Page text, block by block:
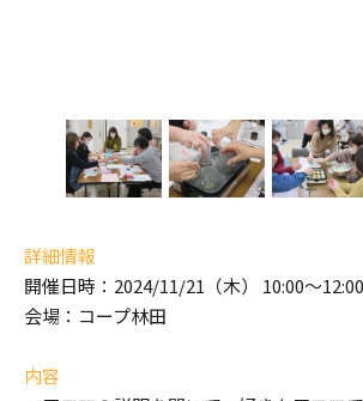
詳細情報
開催日時：2024/11/21（木） 10:00～12:00
会場：コープ林田
内容